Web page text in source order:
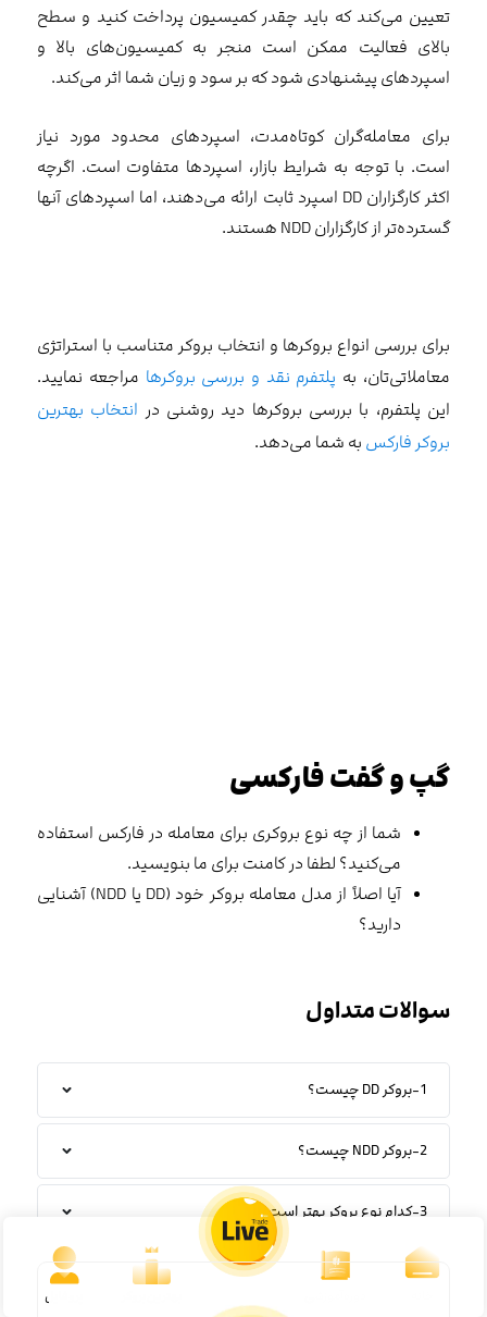
تعیین می‌کند که باید چقدر کمیسیون پرداخت ‌کنید و سطح
بالای فعالیت ممکن است منجر به کمیسیون‌های بالا و
اسپردهای پیشنهادی شود که بر سود و زیان شما اثر می‌کند.
برای معامله‌گران کوتاه‌مدت، اسپردهای محدود مورد نیاز
است. با توجه به شرایط بازار، اسپردها متفاوت است. اگرچه
اکثر کارگزاران DD اسپرد ثابت ارائه می‌دهند، اما اسپردهای آنها
گسترده‌تر از کارگزاران NDD هستند.
برای بررسی انواع بروکرها و انتخاب بروکر متناسب با استراتژی
معاملاتی‌تان، به پلتفرم نقد و بررسی بروکرها مراجعه نمایید.
این پلتفرم، با بررسی بروکرها دید روشنی در انتخاب بهترین
بروکر فارکس به شما می‌دهد.
می‌کنید؟ لطفا در کامنت برای ما بنویسید.
دارید؟
سوالات متداول
2-بروکر NDD چیست؟
3-کدام نوع بروکر بهتر است؟
پروفایل